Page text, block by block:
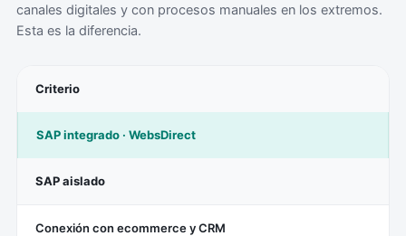
canales digitales y con procesos manuales en los extremos.
Esta es la diferencia.
Criterio
SAP integrado · WebsDirect
SAP aislado
Conexión con ecommerce y CRM